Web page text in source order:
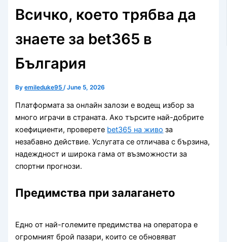
Всичко, което трябва да
знаете за bet365 в
България
Byemileduke95 /June 5, 2026
Платформата за онлайн залози е водещ избор за
много играчи в страната. Ако търсите най-добрите
коефициенти, проверете bet365 на живо за
незабавно действие. Услугата се отличава с бързина,
надеждност и широка гама от възможности за
спортни прогнози.
Предимства при залагането
Едно от най-големите предимства на оператора е
огромният брой пазари, които се обновяват